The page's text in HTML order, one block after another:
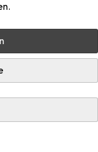
Velvet Square